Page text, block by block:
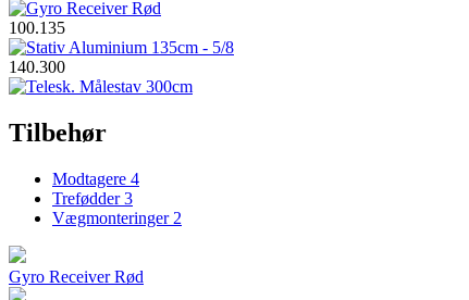
100.135
140.300
Tilbehør
Modtagere 4
Trefødder3
Vægmonteringer 2
Gyro Receiver Rød